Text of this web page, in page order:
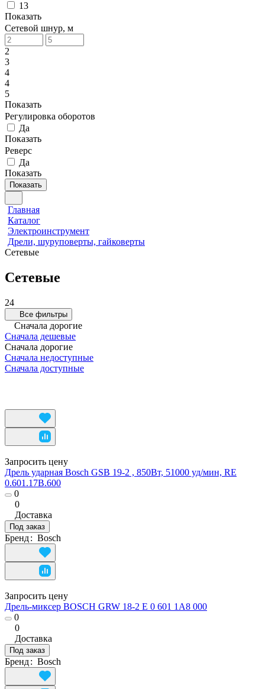
13
Показать
Сетевой шнур, м
2
3
4
4
5
Показать
Регулировка оборотов
Да
Показать
Реверс
Да
Показать
Показать
Главная
Каталог
Электроинструмент
Дрели, шуруповерты, гайковерты
Сетевые
Сетевые
24
Все фильтры
Сначала дорогие
Сначала дешевые
Сначала дорогие
Сначала недоступные
Сначала доступные
Запросить цену
Дрель ударная Bosch GSB 19-2 , 850Вт, 51000 уд/мин, RE
0.601.17B.600
0
0
Доставка
Под заказ
Бренд: Bosch
Запросить цену
Дрель-миксер BOSCH GRW 18-2 E 0 601 1A8 000
0
0
Доставка
Под заказ
Бренд: Bosch